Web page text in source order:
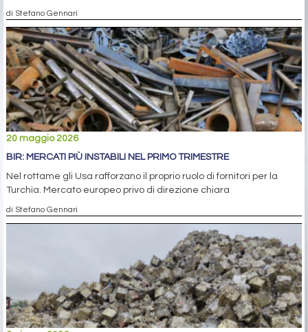
di Stefano Gennari
20 maggio 2026
BIR: MERCATI PIÙ INSTABILI NEL PRIMO TRIMESTRE
Nel rottame gli Usa rafforzano il proprio ruolo di fornitori per la
Turchia. Mercato europeo privo di direzione chiara
di Stefano Gennari